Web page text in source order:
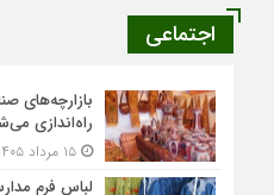
اجتماعی
بازارچه‌های
راه‌اندازی
۱۵ مرداد ۱۴۰۵ - ۱۴:۳۶